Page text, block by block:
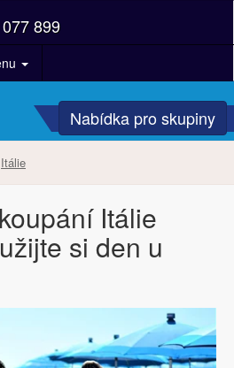
899
Nabídka pro skupiny
Itálie
Itálie
si den u